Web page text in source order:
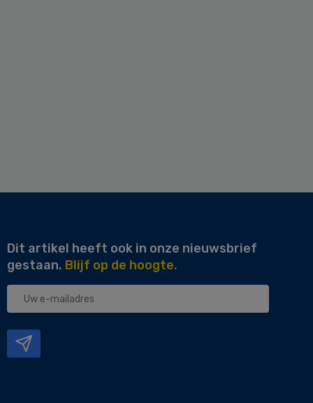
Dit artikel heeft ook in onze nieuwsbrief
gestaan. Blijf op de hoogte.
Uw